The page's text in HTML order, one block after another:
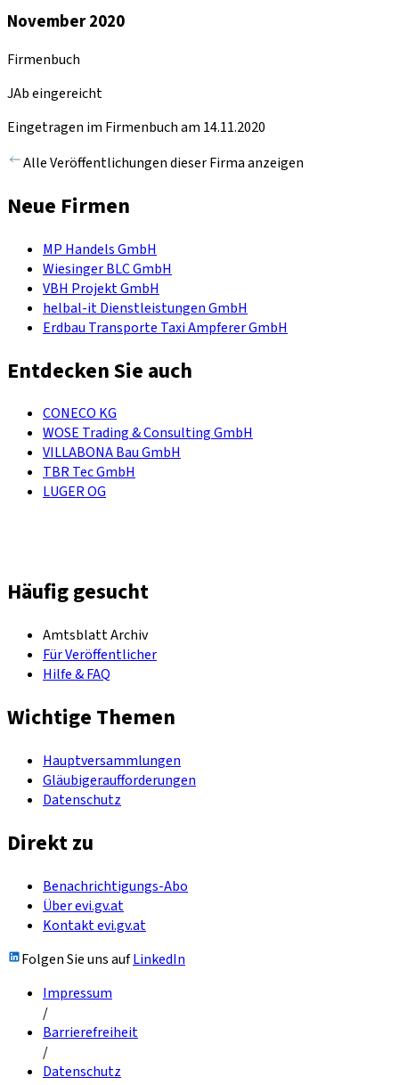
November 2020
Firmenbuch
JAb eingereicht
Eingetragen im Firmenbuch am 14.11.2020
Alle Veröffentlichungen dieser Firma anzeigen
Neue Firmen
MP Handels GmbH
Wiesinger BLC GmbH
VBH Projekt GmbH
helbal-it Dienstleistungen GmbH
Erdbau Transporte Taxi Ampferer GmbH
Entdecken Sie auch
CONECO KG
WOSE Trading & Consulting GmbH
VILLABONA Bau GmbH
TBR Tec GmbH
LUGER OG
Häufig gesucht
Amtsblatt Archiv
Für Veröffentlicher
Hilfe & FAQ
Wichtige Themen
Hauptversammlungen
Gläubigeraufforderungen
Datenschutz
Direkt zu
Benachrichtigungs-Abo
Über evi.gv.at
Kontakt evi.gv.at
Folgen Sie uns aufLinkedIn
Impressum
/
Barrierefreiheit
/
Datenschutz